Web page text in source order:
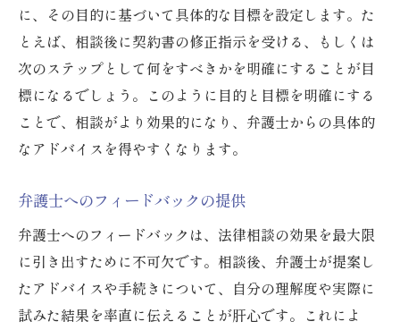
に、その目的に基づいて具体的な目標を設定します。た
とえば、相談後に契約書の修正指示を受ける、もしくは
次のステップとして何をすべきかを明確にすることが目
標になるでしょう。このように目的と目標を明確にする
ことで、相談がより効果的になり、弁護士からの具体的
なアドバイスを得やすくなります。
弁護士へのフィードバックの提供
弁護士へのフィードバックは、法律相談の効果を最大限
に引き出すために不可欠です。相談後、弁護士が提案し
たアドバイスや手続きについて、自分の理解度や実際に
試みた結果を率直に伝えることが肝心です。これによ